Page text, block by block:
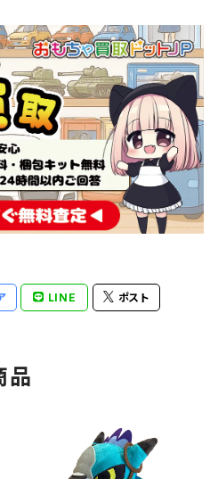
LINE ポスト
品